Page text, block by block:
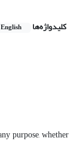
کلیدواژه‌ها English
purpose, whether